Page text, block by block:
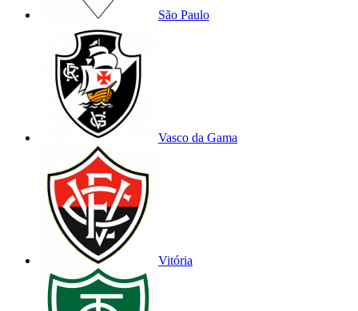
São Paulo
Vasco da Gama
Vitória